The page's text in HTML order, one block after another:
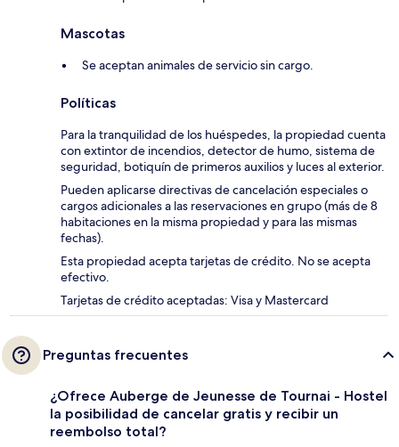
Mascotas
Se aceptan animales de servicio sin cargo.
Políticas
Para la tranquilidad de los huéspedes, la propiedad cuenta
con extintor de incendios, detector de humo, sistema de
seguridad, botiquín de primeros auxilios y luces al exterior.
Pueden aplicarse directivas de cancelación especiales o
cargos adicionales a las reservaciones en grupo (más de 8
habitaciones en la misma propiedad y para las mismas
fechas).
Esta propiedad acepta tarjetas de crédito. No se acepta
efectivo.
Tarjetas de crédito aceptadas: Visa y Mastercard
Preguntas frecuentes
¿Ofrece Auberge de Jeunesse de Tournai - Hostel
la posibilidad de cancelar gratis y recibir un
reembolso total?